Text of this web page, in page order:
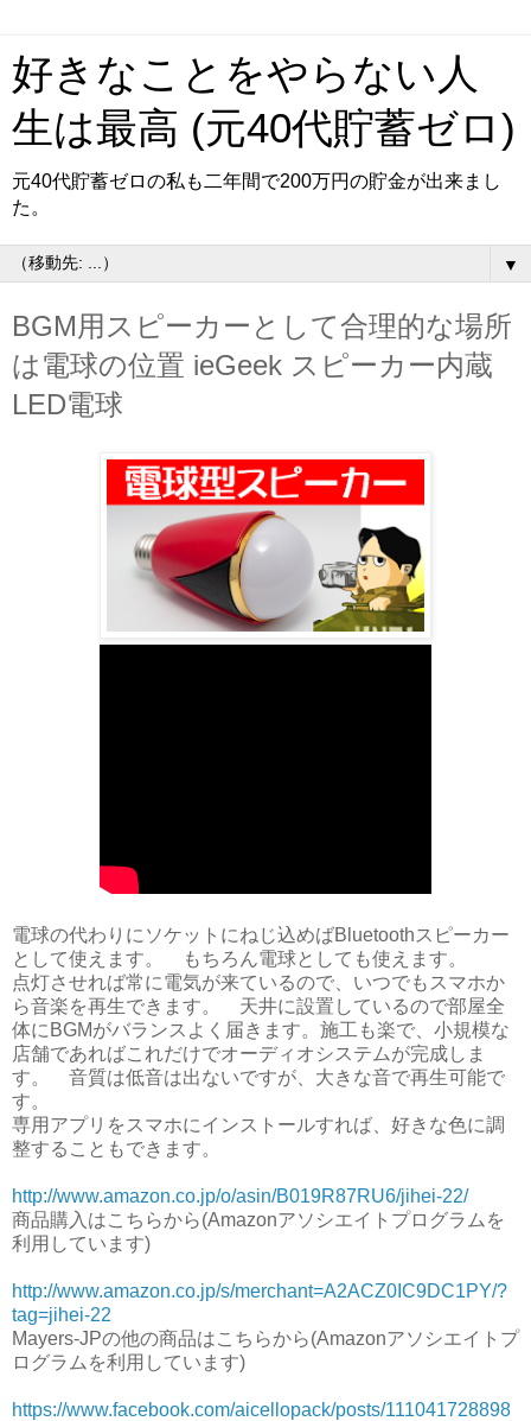
好きなことをやらない人
生は最高 (元40代貯蓄ゼロ)
元40代貯蓄ゼロの私も二年間で200万円の貯金が出来まし
た。
▼
BGM用スピーカーとして合理的な場所
は電球の位置 ieGeek スピーカー内蔵
LED電球
電球の代わりにソケットにねじ込めばBluetoothスピーカー
として使えます。 もちろん電球としても使えます。
点灯させれば常に電気が来ているので、いつでもスマホか
ら音楽を再生できます。 天井に設置しているので部屋全
体にBGMがバランスよく届きます。施工も楽で、小規模な
店舗であればこれだけでオーディオシステムが完成しま
す。 音質は低音は出ないですが、大きな音で再生可能で
す。
専用アプリをスマホにインストールすれば、好きな色に調
整することもできます。
http://www.amazon.co.jp/o/asin/B019R87RU6/jihei-22/
商品購入はこちらから(Amazonアソシエイトプログラムを
利用しています)
http://www.amazon.co.jp/s/merchant=A2ACZ0IC9DC1PY/?
tag=jihei-22
Mayers-JPの他の商品はこちらから(Amazonアソシエイトプ
ログラムを利用しています)
https://www.facebook.com/aicellopack/posts/111041728898